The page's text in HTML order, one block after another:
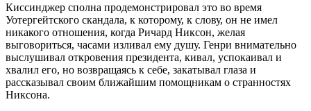
Киссинджер сполна продемонстрировал это во время
Уотергейтского скандала, к которому, к слову, он не имел
никакого отношения, когда Ричард Никсон, желая
выговориться, часами изливал ему душу. Генри внимательно
выслушивал откровения президента, кивал, успокаивал и
хвалил его, но возвращаясь к себе, закатывал глаза и
рассказывал своим ближайшим помощникам о странностях
Никсона.